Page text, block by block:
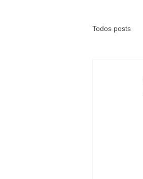
Todos posts